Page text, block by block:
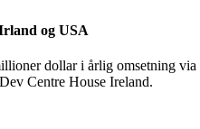
og USA
dollar i årlig omsetning via
Centre House Ireland.